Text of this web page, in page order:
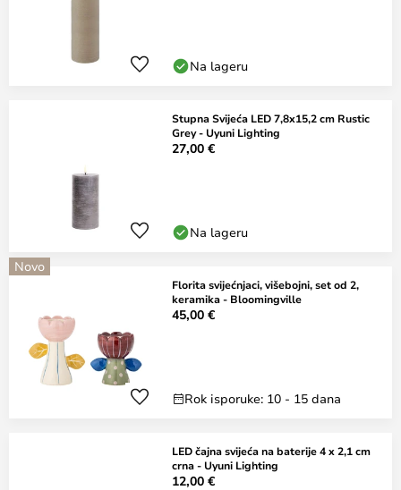
Na lageru
Stupna Svijeća LED 7,8x15,2 cm Rustic
Grey - Uyuni Lighting
27,00 €
Na lageru
Novo
Florita svijećnjaci, višebojni, set od 2,
keramika - Bloomingville
45,00 €
Rok isporuke: 10 - 15 dana
LED čajna svijeća na baterije 4 x 2,1 cm
crna - Uyuni Lighting
12,00 €